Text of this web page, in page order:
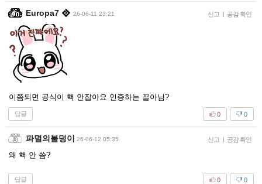
Europa7 26-06-11 23:21 신고 | 공감 확인
이쯤되면 공식이 핵 안잡아요 인증하는 꼴아님?
답글 0
0
파멸의불덩이 26-06-12 05:35 신고 | 공감 확인
왜 핵 안 씀?
답글 0
0